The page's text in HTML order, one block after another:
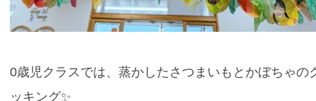
0歳児クラスでは、蒸かしたさつまいもとかぼちゃの
ッキング✨